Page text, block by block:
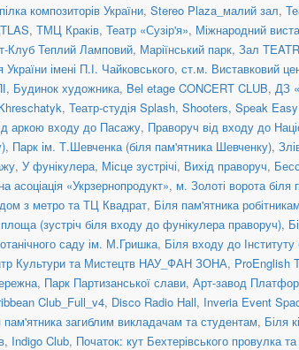
композиторів України, Stereo Plaza_малий зал,
, ТМЦ Краків, Театр «Сузір'я», Міжнародний
Клуб Теплий Ламповий, Маріїнський парк, Зал
імені П.І. Чайковського, ст.м. Виставковий
, Будинок художника, Bel etage CONCERT CLUB, ДЗ
, Театр-студія Splash, Shooters, Speak
аркою входу до Пасажу, Праворуч від входу до
, Парк ім. Т.Шевченка (біля пам'ятника Шевченку),
, У фунікулера, Місце зустрічі, Вихід праворуч,
асоціація «Укрзернопродукт», м. Золоті ворота
з метро та ТЦ Квадрат, Біля пам'ятника
(зустріч біля входу до фунікулера праворуч),
саду ім. М.Гришка, Біля входу до
Культури та Мистецтв НАУ_ФАН ЗОНА, ProEnglish
, Парк Партизанської слави, Арт-завод
Club_Full_v4, Disco Radio Hall, Inveria Event
пам'ятника загиблим викладачам та студентам, Біля
, Indigo Club, Початок: кут Бехтерівського провулка